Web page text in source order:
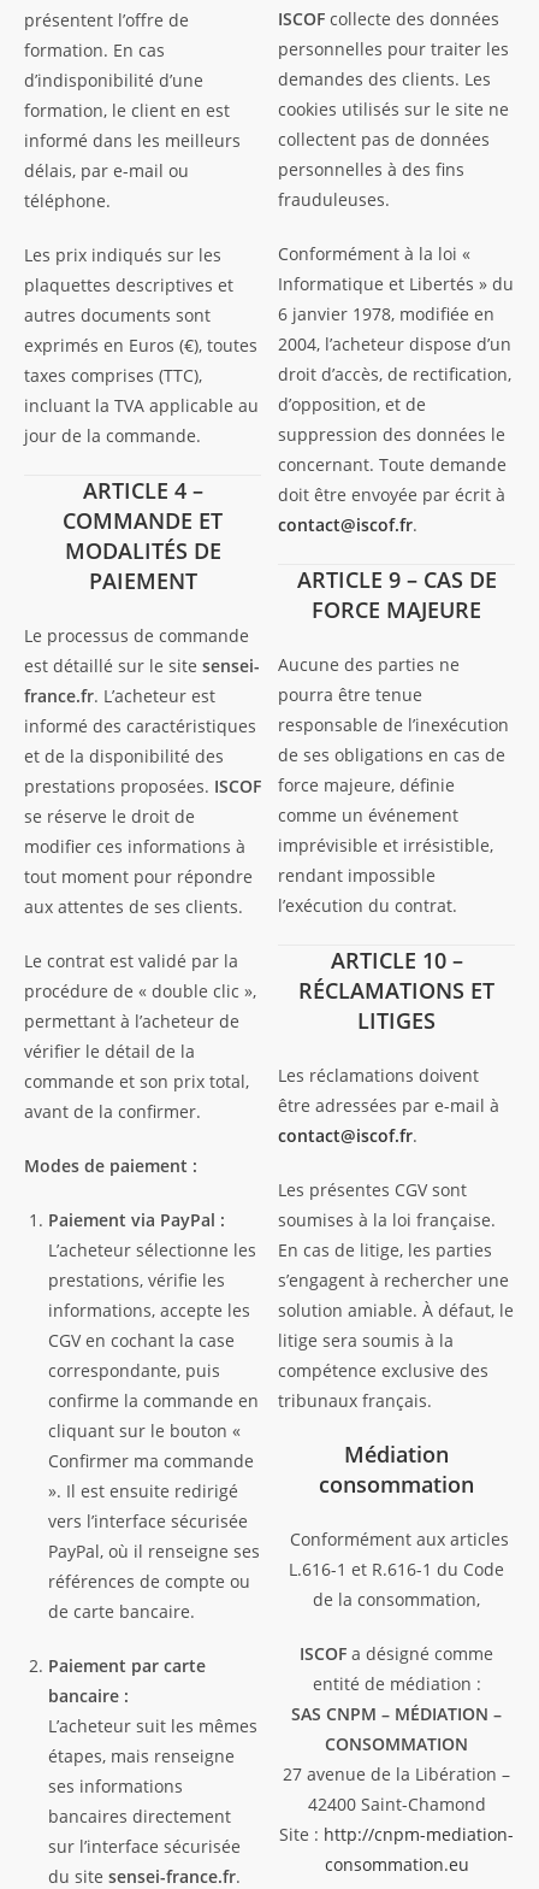
présentent l’offre de
formation. En cas
d’indisponibilité d’une
formation, le client en est
informé dans les meilleurs
délais, par e-mail ou
téléphone.
Les prix indiqués sur les
plaquettes descriptives et
autres documents sont
exprimés en Euros (€), toutes
taxes comprises (TTC),
incluant la TVA applicable au
jour de la commande.
ARTICLE 4 –
COMMANDE ET
MODALITÉS DE
PAIEMENT
Le processus de commande
est détaillé sur le site sensei-
france.fr. L’acheteur est
informé des caractéristiques
et de la disponibilité des
prestations proposées. ISCOF
se réserve le droit de
modifier ces informations à
tout moment pour répondre
aux attentes de ses clients.
Le contrat est validé par la
procédure de « double clic »,
permettant à l’acheteur de
vérifier le détail de la
commande et son prix total,
avant de la confirmer.
Modes de paiement :
Paiement via PayPal :
L’acheteur sélectionne les
prestations, vérifie les
informations, accepte les
CGV en cochant la case
correspondante, puis
confirme la commande en
cliquant sur le bouton «
Confirmer ma commande
». Il est ensuite redirigé
vers l’interface sécurisée
PayPal, où il renseigne ses
références de compte ou
de carte bancaire.
Paiement par carte
bancaire :
L’acheteur suit les mêmes
étapes, mais renseigne
ses informations
bancaires directement
sur l’interface sécurisée
du site sensei-france.fr.
ISCOF collecte des données
personnelles pour traiter les
demandes des clients. Les
cookies utilisés sur le site ne
collectent pas de données
personnelles à des fins
frauduleuses.
Conformément à la loi «
Informatique et Libertés » du
6 janvier 1978, modifiée en
2004, l’acheteur dispose d’un
droit d’accès, de rectification,
d’opposition, et de
suppression des données le
concernant. Toute demande
doit être envoyée par écrit à
contact@iscof.fr.
ARTICLE 9 – CAS DE
FORCE MAJEURE
Aucune des parties ne
pourra être tenue
responsable de l’inexécution
de ses obligations en cas de
force majeure, définie
comme un événement
imprévisible et irrésistible,
rendant impossible
l’exécution du contrat.
ARTICLE 10 –
RÉCLAMATIONS ET
LITIGES
Les réclamations doivent
être adressées par e-mail à
contact@iscof.fr.
Les présentes CGV sont
soumises à la loi française.
En cas de litige, les parties
s’engagent à rechercher une
solution amiable. À défaut, le
litige sera soumis à la
compétence exclusive des
tribunaux français.
Médiation
consommation
Conformément aux articles
L.616-1 et R.616-1 du Code
de la consommation,
ISCOF a désigné comme
entité de médiation :
SAS CNPM – MÉDIATION –
CONSOMMATION
27 avenue de la Libération –
42400 Saint-Chamond
Site : http://cnpm-mediation-
consommation.eu